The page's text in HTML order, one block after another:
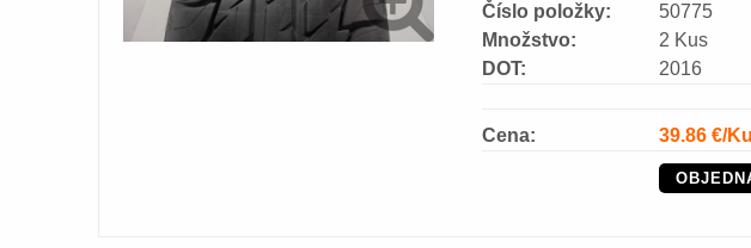
Číslo položky:
Množstvo:
DOT:
50775
2 Kus
2016
Cena: 39.86€/